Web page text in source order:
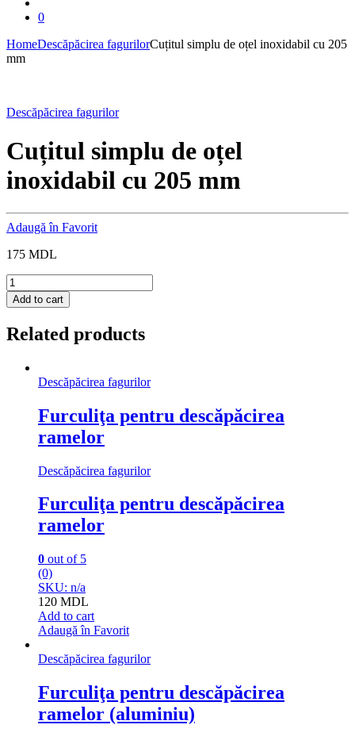
0
HomeDescăpăcirea fagurilorCuțitul simplu de oțel inoxidabil cu 205
mm
Descăpăcirea fagurilor
Cuțitul simplu de oțel
inoxidabil cu 205 mm
Adaugă în Favorit
175 MDL
Cuțitul
simplu
de
inoxidabil
Add to cart
Related products
Descăpăcirea fagurilor
Furculiţa pentru descăpăcirea
ramelor
Descăpăcirea fagurilor
Furculiţa pentru descăpăcirea
ramelor
0 out of 5
(0)
SKU: n/a
120 MDL
Add to cart
Adaugă în Favorit
Descăpăcirea fagurilor
Furculiţa pentru descăpăcirea
ramelor (aluminiu)